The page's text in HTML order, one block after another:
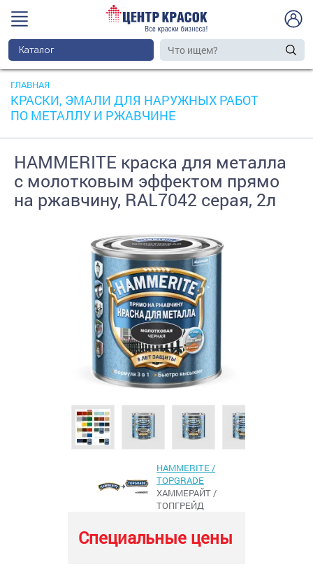
Каталог
ГЛАВНАЯ
КРАСКИ, ЭМАЛИ ДЛЯ НАРУЖНЫХ РАБОТ
ПО МЕТАЛЛУ И РЖАВЧИНЕ
HAMMERITE краска для металла
с молотковым эффектом прямо
на ржавчину, RAL7042 серая, 2л
HAMMERITE /
TOPGRADE
ХАММЕРАЙТ /
ТОПГРЕЙД
Специальные цены